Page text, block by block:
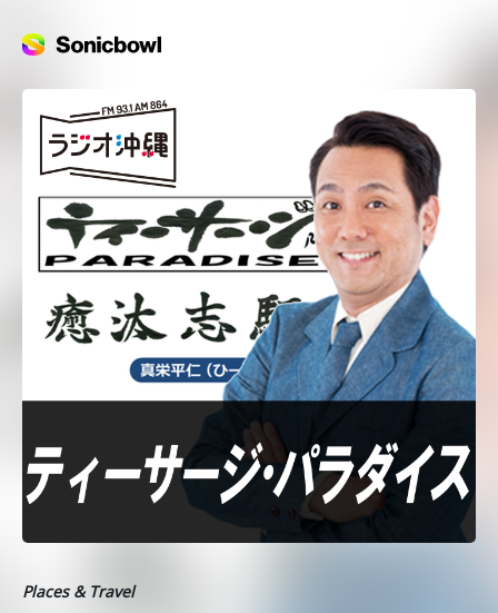
Places & Travel